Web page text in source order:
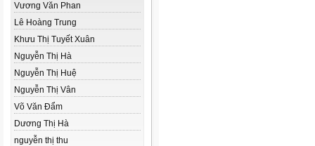
Vương Văn Phan
Lê Hoàng Trung
Khưu Thị Tuyết Xuân
Nguyễn Thị Hà
Nguyễn Thị Huệ
Nguyễn Thị Vân
Võ Văn Đẩm
Dương Thị Hà
nguyễn thị thu